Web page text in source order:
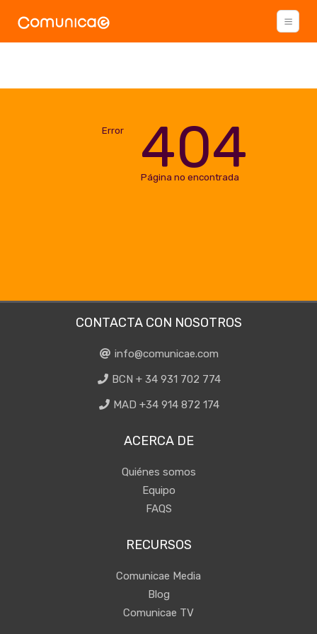
Error 404
Página no encontrada
CONTACTA CON NOSOTROS
info@comunicae.com
BCN + 34 931 702 774
MAD +34 914 872 174
ACERCA DE
Quiénes somos
Equipo
FAQS
RECURSOS
Comunicae Media
Blog
Comunicae TV